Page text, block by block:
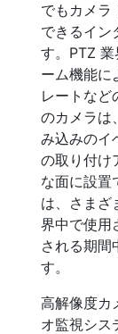
でもカメラ
できるイン
す。PTZ
ーム機能に
レートなど
のカメラは
み込みのイ
の取り付け
な面に設置
は、さまざ
界中で使用
される期間
す。
高解像度カ
オ監視シス